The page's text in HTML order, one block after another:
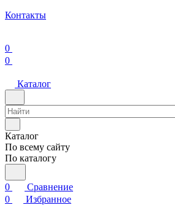
Контакты
0
0
Каталог
Каталог
По всему сайту
По каталогу
0
Сравнение
0
Избранное